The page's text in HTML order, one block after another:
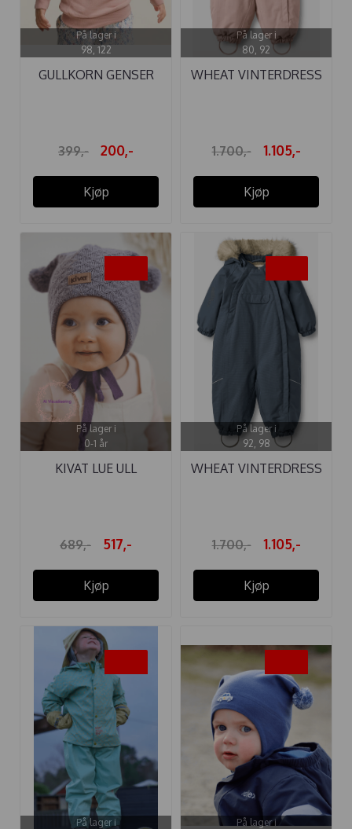
På lager i
98, 122
GULLKORN GENSER
399,- 200,-
Kjøp
På lager i
80, 92
WHEAT VINTERDRESS
1.700,- 1.105,-
Kjøp
På lager i
0-1 år
KIVAT LUE ULL
689,- 517,-
Kjøp
På lager i
92, 98
WHEAT VINTERDRESS
1.700,- 1.105,-
Kjøp
På lager i
På lager i